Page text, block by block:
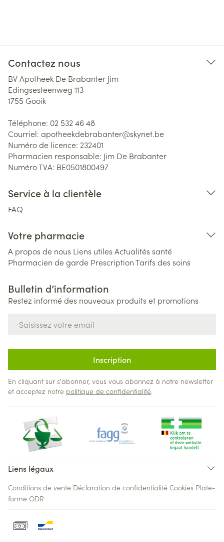
Contactez nous
BV Apotheek De Brabanter Jim
Edingsesteenweg 113
1755 Gooik
Téléphone: 02 532 46 48
Courriel: apotheekdebrabanter@skynet.be
Numéro de licence: 232401
Pharmacien responsable: Jim De Brabanter
Numéro TVA: BE0501800497
Service à la clientèle
FAQ
Votre pharmacie
A propos de nous Liens utiles Actualités santé
Pharmacien de garde PrescriptionTarifs des soins
Bulletin d’information
Restez informé des nouveaux produits et promotions
Inscription
En cliquant sur s'abonner, vous vous abonnez à notre newsletter
et acceptez notre politique de confidentialité.
Liens légaux
Conditions de vente Déclaration de confidentialité Cookies Plate-
forme ODR